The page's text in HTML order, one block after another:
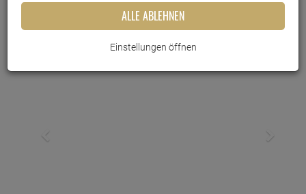
ALLE ABLEHNEN
Einstellungen öffnen